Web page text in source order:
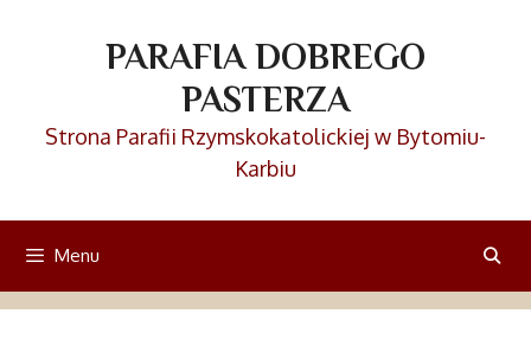
PARAFIA DOBREGO
PASTERZA
Strona Parafii Rzymskokatolickiej w Bytomiu-
Karbiu
Menu